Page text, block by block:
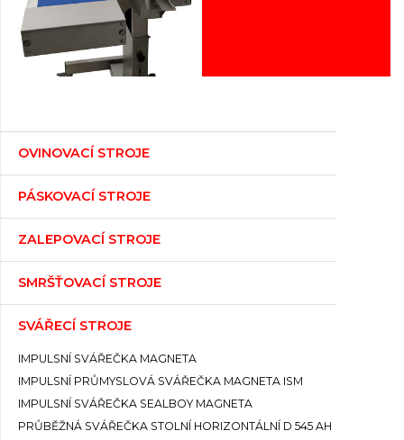
OVINOVACÍ STROJE
PÁSKOVACÍ STROJE
ZALEPOVACÍ STROJE
SMRŠŤOVACÍ STROJE
SVÁŘECÍ STROJE
IMPULSNÍ SVÁŘEČKA MAGNETA
IMPULSNÍ PRŮMYSLOVÁ SVÁŘEČKA MAGNETA ISM
IMPULSNÍ SVÁŘEČKA SEALBOY MAGNETA
PRŮBĚŽNÁ SVÁŘEČKA STOLNÍ HORIZONTÁLNÍ D 545 AH